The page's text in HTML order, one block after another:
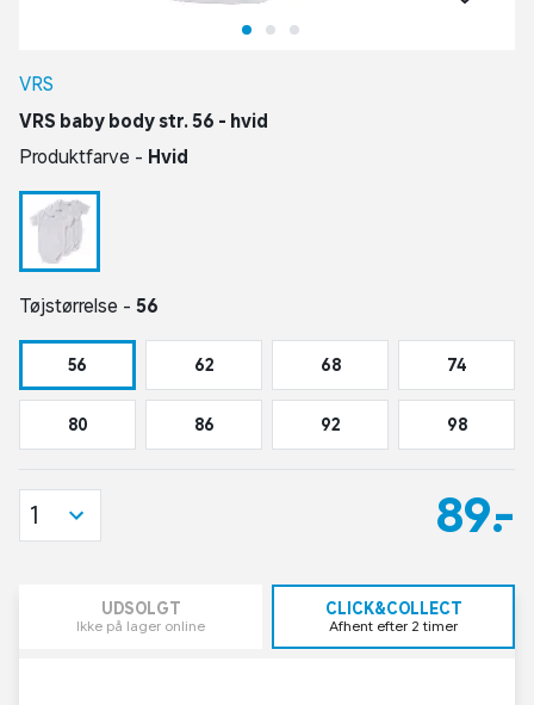
VRS
VRS baby body str. 56 - hvid
Produktfarve - Hvid
Tøjstørrelse - 56
56 62 68 74
80 86 92 98
89,-
1
UDSOLGT
Ikke på lager online
CLICK&COLLECT
Afhent efter 2 timer